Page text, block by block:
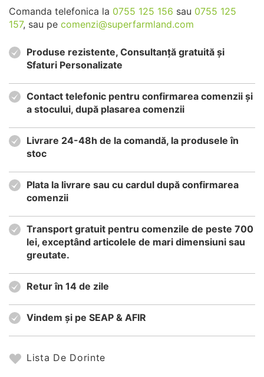
Comanda telefonica la 0755 125 156 sau 0755 125
157, sau pe comenzi@superfarmland.com
Produse rezistente, Consultanță gratuită și
Sfaturi Personalizate
Contact telefonic pentru confirmarea comenzii și
a stocului, după plasarea comenzii
Livrare 24-48h de la comandă, la produsele în
stoc
Plata la livrare sau cu cardul după confirmarea
comenzii
Transport gratuit pentru comenzile de peste 700
lei, exceptând articolele de mari dimensiuni sau
greutate.
Retur în 14 de zile
Vindem și pe SEAP & AFIR
Lista De Dorinte